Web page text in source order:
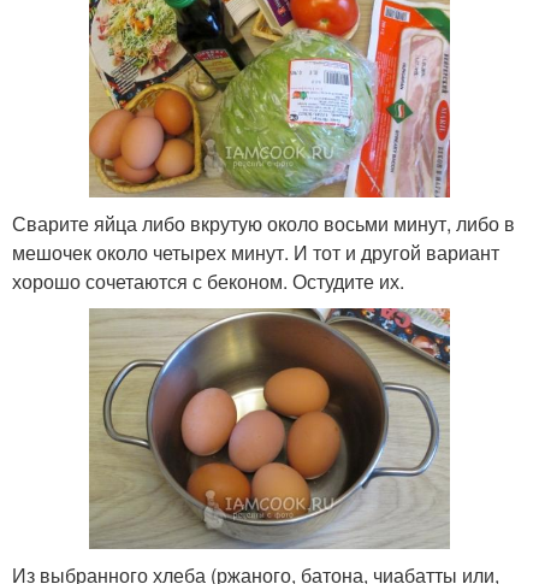
Сварите яйца либо вкрутую около восьми минут, либо в
мешочек около четырех минут. И тот и другой вариант
хорошо сочетаются с беконом. Остудите их.
Из выбранного хлеба (ржаного, батона, чиабатты или,